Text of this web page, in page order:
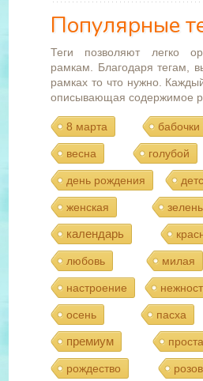
Популярные
Теги позволяют легко
рамкам. Благодаря тегам,
рамках то что нужно. Каждый
описывающая содержимое
8 марта бабочки
весна голубой
день рождения
женская
календарь
любовь милая
настроение
осень пасха
премиум
рождество